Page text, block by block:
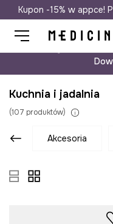
Kupon -15% w appce!
Kuchnia i jadalnia
(107 produktów)
akcesoria